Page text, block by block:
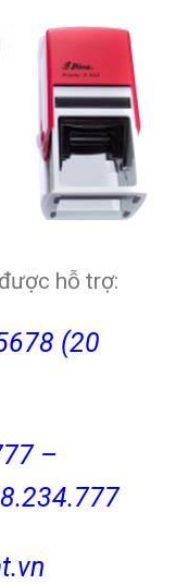
hỗ trợ:
(20
–